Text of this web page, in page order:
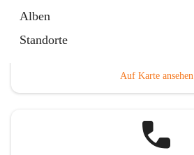
Alben
Standorte
Auf Karte ansehen